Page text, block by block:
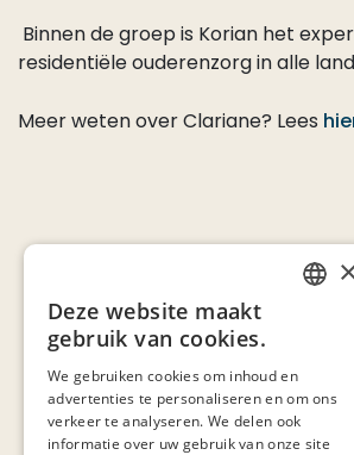
Binnen de groep is Korian het
residentiële ouderenzorg in alle
Meer weten over Clariane? Lees
Deze website maakt
gebruik van cookies.
We gebruiken cookies om inhoud en
advertenties te personaliseren en om ons
verkeer te analyseren. We delen ook
informatie over uw gebruik van onze site